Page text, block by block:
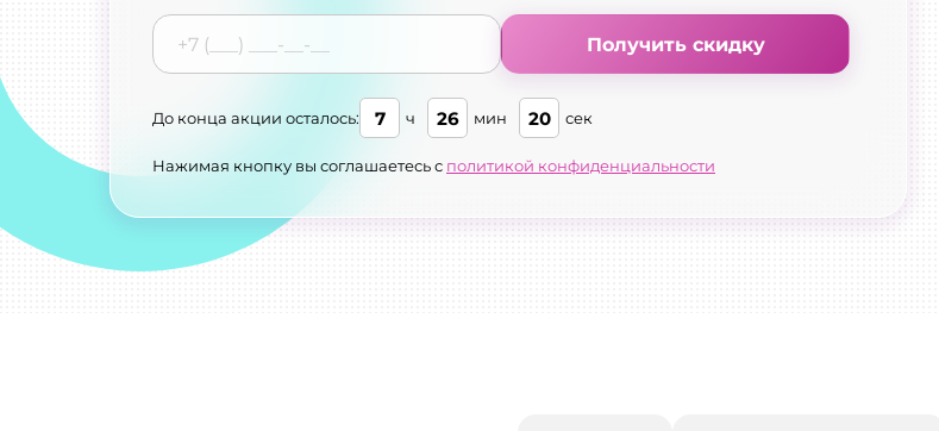
Получить скидку
До конца акции осталось: 7 ч 26 мин 19 сек
Нажимая кнопку вы соглашаетесь с политикой конфиденциальности